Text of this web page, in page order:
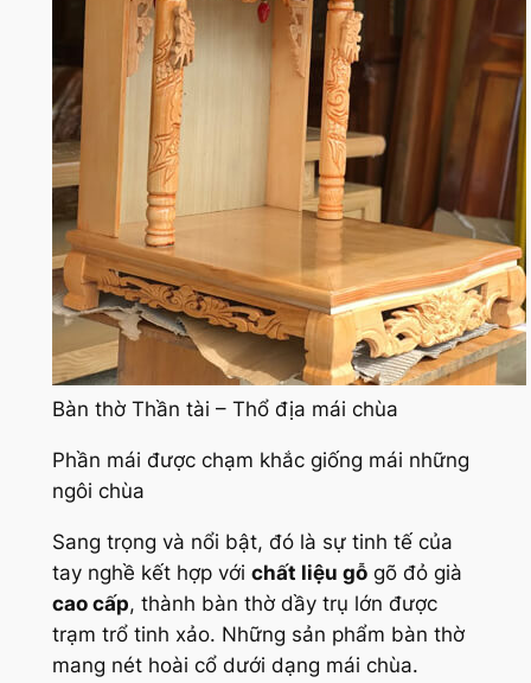
Bàn thờ Thần tài – Thổ địa mái chùa
Phần mái được chạm khắc giống mái những
ngôi chùa
Sang trọng và nổi bật, đó là sự tinh tế của
tay nghề kết hợp với chất liệu gỗgõ đỏ già
cao cấp, thành bàn thờ dầy trụ lớn được
trạm trổ tinh xảo. Những sản phẩm bàn thờ
mang nét hoài cổ dưới dạng mái chùa.